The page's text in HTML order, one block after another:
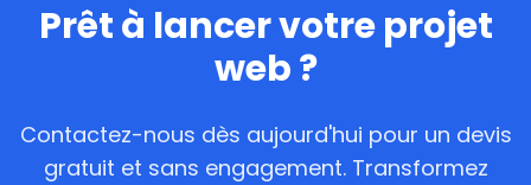
Prêt à lancer votre projet
web ?
Contactez-nous dès aujourd'hui pour un devis
gratuit et sans engagement. Transformez